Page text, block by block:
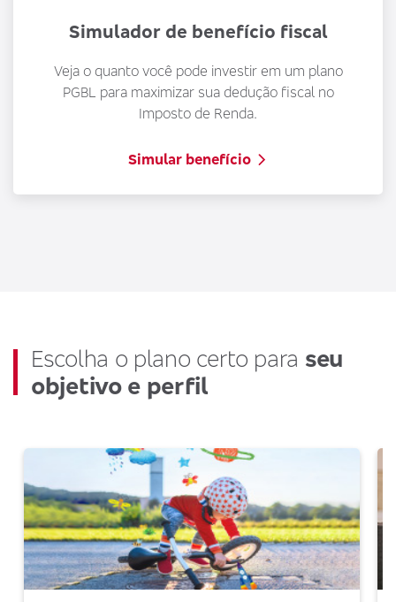
Simulador de benefício fiscal
Veja o quanto você pode investir em um plano
PGBL para maximizar sua dedução fiscal no
Imposto de Renda.
Simular benefício
Escolha o plano certo para seu
objetivo e perfil